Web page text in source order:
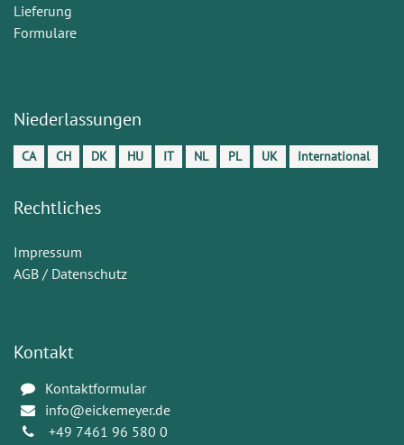
Lieferung
Formulare
Niederlassungen
CA CH DK HU IT NL PL UK International
Rechtliches
Impressum
AGB / Datenschutz
Kontakt
Kontaktformular
info@eickemeyer.de
+49 7461 96 580 0